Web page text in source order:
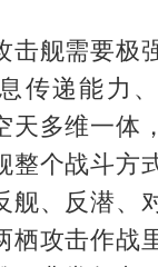
击舰需要极
传递能力
天多维一体
整个战斗方
舰、反潜、
攻击作战